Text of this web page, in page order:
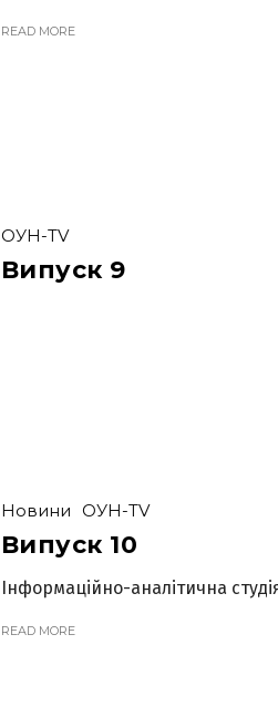
READ MORE
ОУН-TV
Випуск 9
Новини ОУН-TV
Випуск 10
Інформаційно-аналітична
READ MORE